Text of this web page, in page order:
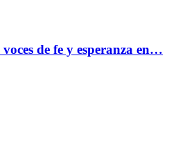
de fe y esperanza en…